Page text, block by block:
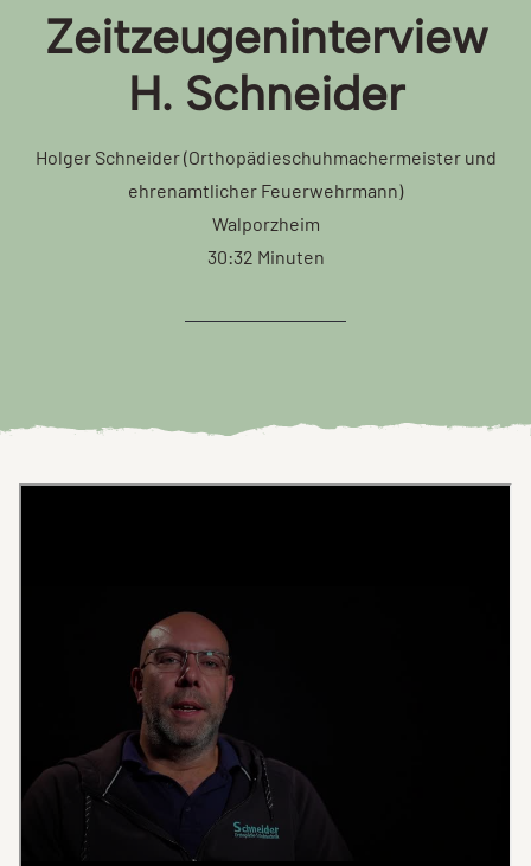
Zeitzeugeninterview
H. Schneider
Holger Schneider (Orthopädieschuhmachermeister und
ehrenamtlicher Feuerwehrmann)
Walporzheim
30:32 Minuten